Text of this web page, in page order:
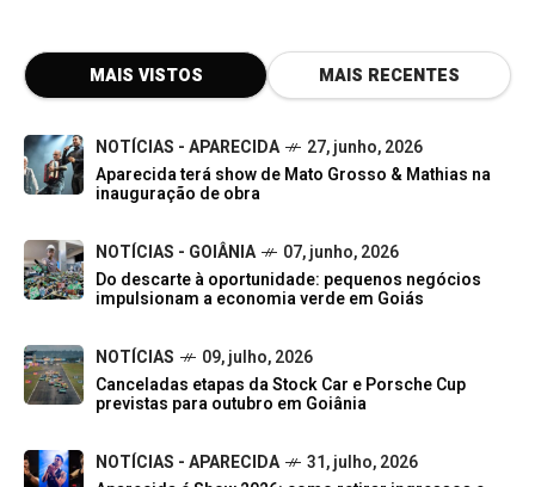
MAIS VISTOS MAIS RECENTES
NOTÍCIAS - APARECIDA
27, junho, 2026
Aparecida terá show de Mato Grosso & Mathias na
inauguração de obra
NOTÍCIAS - GOIÂNIA
07, junho, 2026
Do descarte à oportunidade: pequenos negócios
impulsionam a economia verde em Goiás
NOTÍCIAS
09, julho, 2026
Canceladas etapas da Stock Car e Porsche Cup
previstas para outubro em Goiânia
NOTÍCIAS - APARECIDA
31, julho, 2026